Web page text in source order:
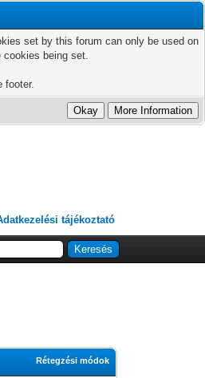
set by this forum can only be used on
being set.
footer.
tájékoztató
Rétegzési módok